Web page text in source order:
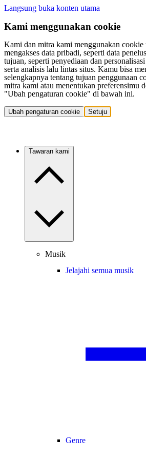
Langsung buka konten utama
Kami menggunakan cookie
Kami dan mitra kami menggunakan
mengakses data pribadi, seperti data
tujuan, seperti penyediaan dan
serta analisis lalu lintas situs. Kamu bisa
selengkapnya tentang tujuan penggunaan
mitra kami atau menentukan preferensimu
"Ubah pengaturan cookie" di bawah ini.
Ubah pengaturan cookie Setuju
Tawaran kami
Musik
Jelajahi semua musik
Genre